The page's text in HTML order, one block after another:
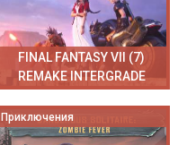
FINAL FANTASY VII (7)
REMAKE INTERGRADE
Приключения